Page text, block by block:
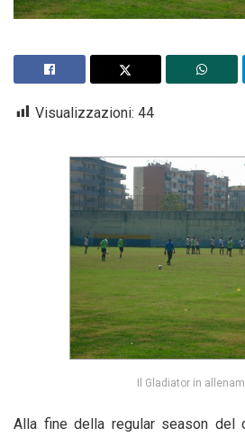
Visualizzazioni: 44
Il Gladiator in
Alla fine della regular season del